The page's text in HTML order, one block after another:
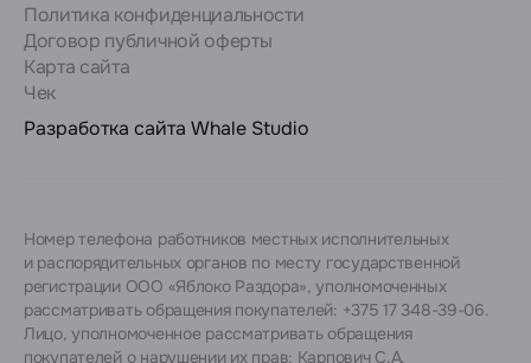
Политика конфиденциальности
Договор публичной оферты
Карта сайта
Чек
Разработка сайта Whale Studio
Номер телефона работников местных исполнительных
и распорядительных органов по месту государственной
регистрации ООО «Яблоко Раздора», уполномоченных
рассматривать обращения покупателей: +375 17 348-39-06.
Лицо, уполномоченное рассматривать обращения
покупателей о нарушении их прав: Карпович С.А.